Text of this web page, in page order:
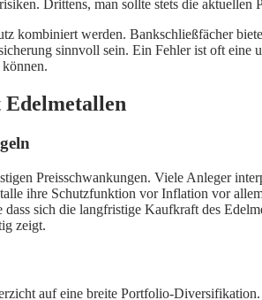
Drittens, man sollte stets die aktuellen
kombiniert werden. Bankschließfächer
sinnvoll sein. Ein Fehler ist oft eine
Edelmetallen
Preisschwankungen. Viele Anleger
ihre Schutzfunktion vor Inflation vor
sich die langfristige Kaufkraft des
zeigt.
auf eine breite Portfolio-